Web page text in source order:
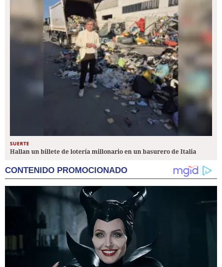
SUERTE
Hallan un billete de lotería millonario en un basurero de Italia
CONTENIDO PROMOCIONADO